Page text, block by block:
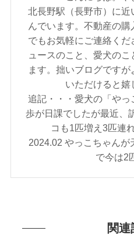
北長野駅（長野市）に
んでいます。不動産の
でもお気軽にご連絡く
ュースのこと、愛犬の
ます。拙いブログです
いただけると嬉
追記・・・愛犬の「や
歩が日課でしたが最近、
コも1匹増え3匹連
2024.02 やっこちゃん
で今は2
関連